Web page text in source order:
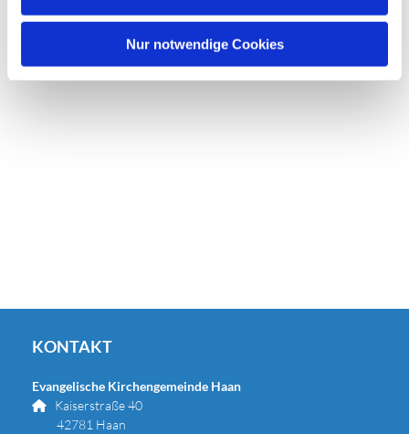
Nur notwendige Cookies
KONTAKT
Evangelische Kirchengemeinde Haan

Kaiserstraße 40
42781 Haan